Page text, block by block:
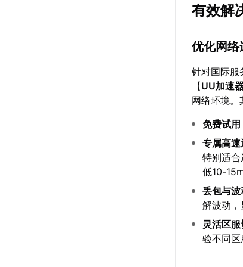
有效解
优化网络
针对国际服
【UU加速
网络环境。
免费试用
专属高速
特别适
低10-
丢包与
解波动，
灵活区
验不同区